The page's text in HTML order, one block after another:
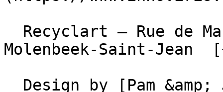
Molenbeek-Saint-